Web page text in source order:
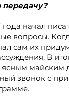
передачу?
года начал
вопросы.
сам их
В
майским
звонок с